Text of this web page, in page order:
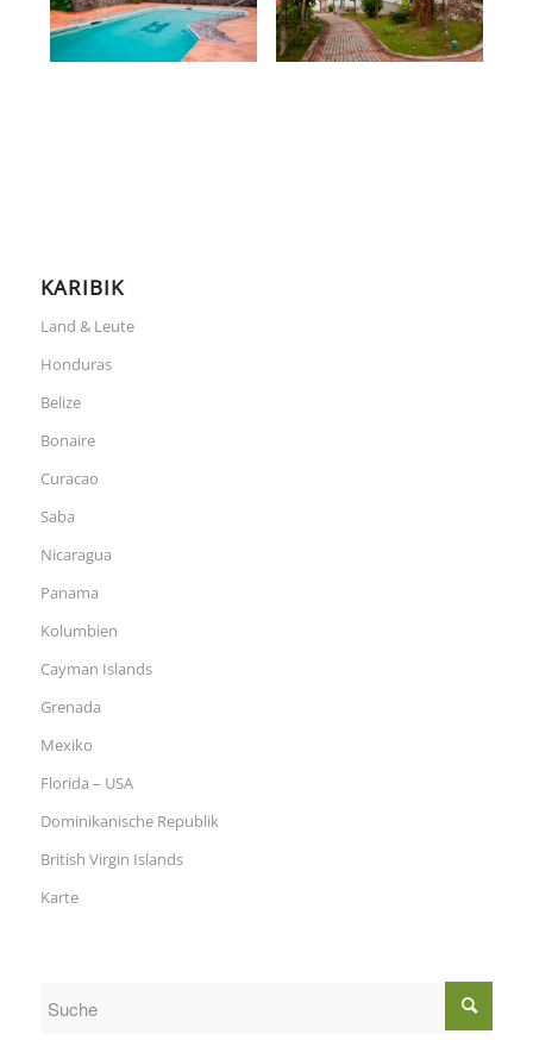
KARIBIK
Land & Leute
Honduras
Belize
Bonaire
Curacao
Saba
Nicaragua
Panama
Kolumbien
Cayman Islands
Grenada
Mexiko
Florida – USA
Dominikanische Republik
British Virgin Islands
Karte